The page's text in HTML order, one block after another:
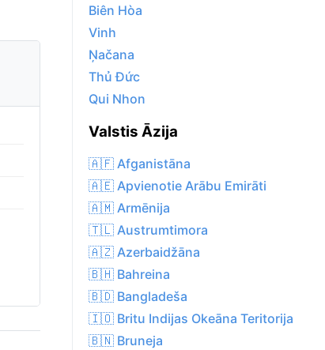
Biên Hòa
Vinh
Ņačana
Thủ Đức
Qui Nhon
Valstis Āzija
🇦🇫 Afganistāna
🇦🇪 Apvienotie Arābu Emirāti
🇦🇲 Armēnija
🇹🇱 Austrumtimora
🇦🇿 Azerbaidžāna
🇧🇭 Bahreina
🇧🇩 Bangladeša
🇮🇴 Britu Indijas Okeāna Teritorija
🇧🇳 Bruneja